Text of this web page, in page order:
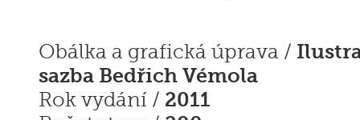
Obálka a grafická úprava /
sazba Bedřich Vémola
Rok vydání / 2011